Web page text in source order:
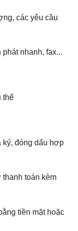
các yêu cầu
nhanh, fax...
thể
ký, đóng dấu hợp
thanh toán kèm
tiền mặt hoặc